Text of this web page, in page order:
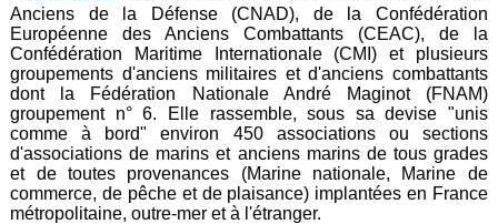
Anciens de la Défense (CNAD), de la Confédération
Européenne des Anciens Combattants (CEAC), de la
Confédération Maritime Internationale (CMI) et plusieurs
groupements d'anciens militaires et d'anciens combattants
dont la Fédération Nationale André Maginot (FNAM)
groupement n° 6. Elle rassemble, sous sa devise "unis
comme à bord" environ 450 associations ou sections
d'associations de marins et anciens marins de tous grades
et de toutes provenances (Marine nationale, Marine de
commerce, de pêche et de plaisance) implantées en France
métropolitaine, outre-mer et à l'étranger.